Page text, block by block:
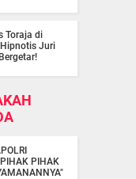
Toraja di
Juri
PIHAK